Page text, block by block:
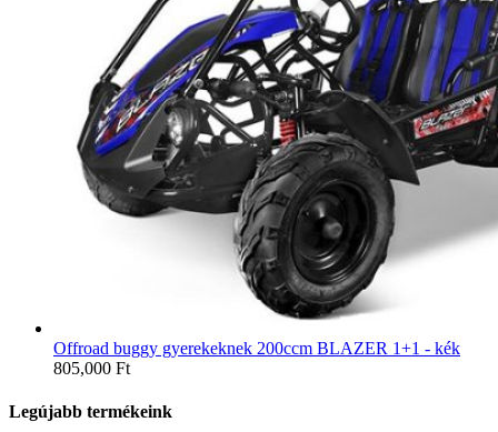
Offroad buggy gyerekeknek 200ccm BLAZER 1+1 - kék
805,000 Ft
Legújabb termékeink